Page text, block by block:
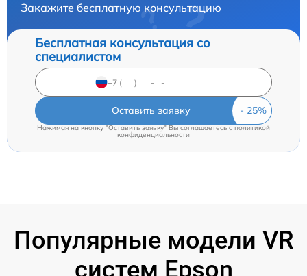
Закажите бесплатную консультацию
Бесплатная консультация со
специалистом
Оставить заявку
Нажимая на кнопку "Оставить заявку" Вы соглашаетесь cполитикой
конфиденциальности
Популярные модели VR
систем Epson